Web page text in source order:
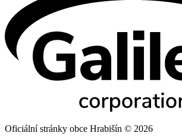
Oficiální stránky obce Hrabišín © 2026